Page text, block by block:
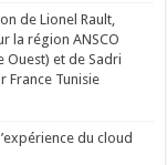
de Lionel Rault,
la région ANSCO
Ouest) et de Sadri
France Tunisie
du cloud